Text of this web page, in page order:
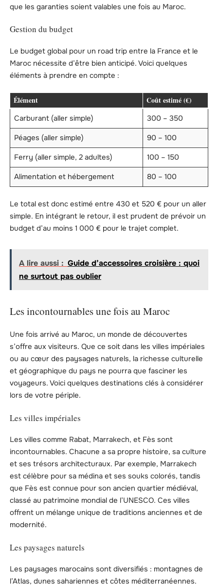
que les garanties soient valables une fois au Maroc.
Gestion du budget
Le budget global pour un road trip entre la France et le
Maroc nécessite d’être bien anticipé. Voici quelques
éléments à prendre en compte :
Élément Coût estimé (€)
Carburant (aller simple)
300 – 350
Péages (aller simple)
90 – 100
Ferry (aller simple, 2 adultes)
100 – 150
Alimentation et hébergement
80 – 100
Le total est donc estimé entre 430 et 520 € pour un aller
simple. En intégrant le retour, il est prudent de prévoir un
budget d’au moins 1 000 € pour le trajet complet.
A lire aussi : Guide d’accessoires croisière : quoi
ne surtout pas oublier
Les incontournables une fois au Maroc
Une fois arrivé au Maroc, un monde de découvertes
s’offre aux visiteurs. Que ce soit dans les villes impériales
ou au cœur des paysages naturels, la richesse culturelle
et géographique du pays ne pourra que fasciner les
voyageurs. Voici quelques destinations clés à considérer
lors de votre périple.
Les villes impériales
Les villes comme Rabat, Marrakech, et Fès sont
incontournables. Chacune a sa propre histoire, sa culture
et ses trésors architecturaux. Par exemple, Marrakech
est célèbre pour sa médina et ses souks colorés, tandis
que Fès est connue pour son ancien quartier médiéval,
classé au patrimoine mondial de l’UNESCO. Ces villes
offrent un mélange unique de traditions anciennes et de
modernité.
Les paysages naturels
Les paysages marocains sont diversifiés : montagnes de
l’Atlas, dunes sahariennes et côtes méditerranéennes.